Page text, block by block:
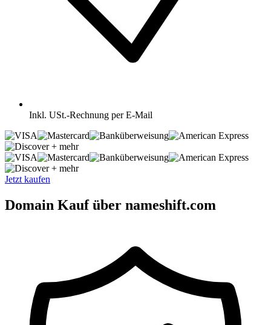
Inkl. USt.-Rechnung per E-Mail
+ mehr
+ mehr
Jetzt kaufen
Domain Kauf über nameshift.com